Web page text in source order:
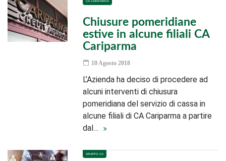
CA CARIPARMA
Chiusure pomeridiane
estive in alcune filiali CA
Cariparma
10 Agosto 2018
L’Azienda ha deciso di procedere ad
alcuni interventi di chiusura
pomeridiana del servizio di cassa in
alcune filiali di CA Cariparma a partire
dal…
GRUPPO CA